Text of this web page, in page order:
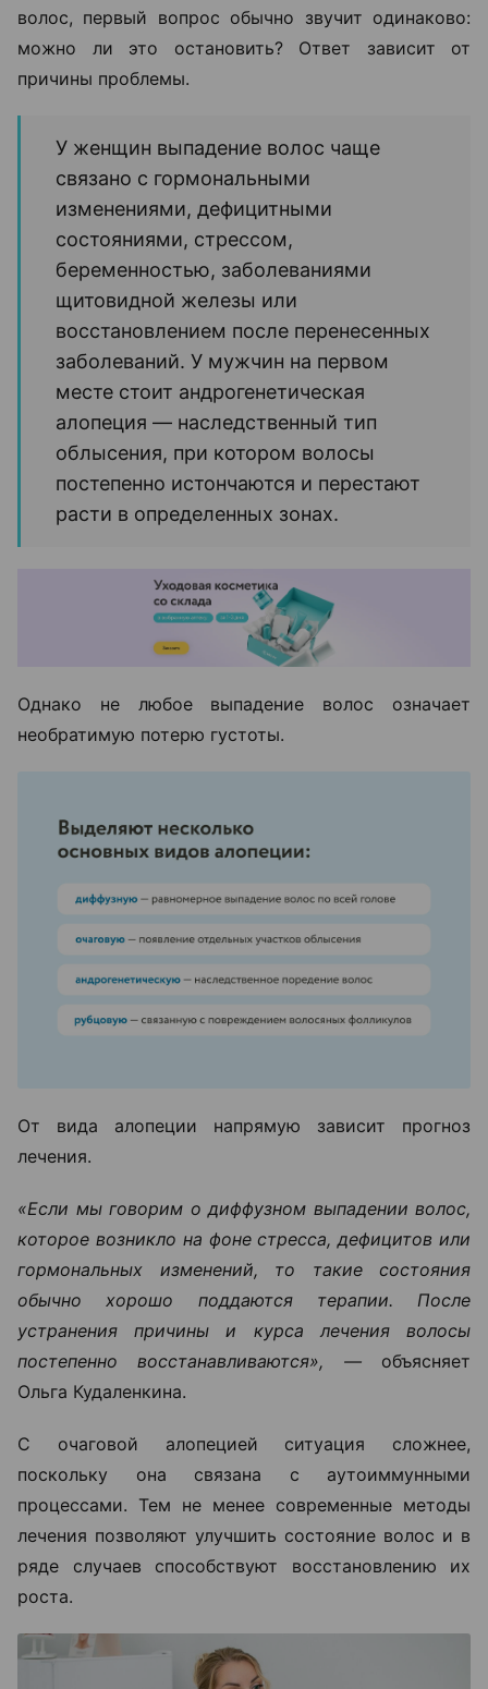
волос, первый вопрос обычно звучит одинаково:
можно ли это остановить? Ответ зависит от
причины проблемы.
У женщин выпадение волос чаще
связано с гормональными
изменениями, дефицитными
состояниями, стрессом,
беременностью, заболеваниями
щитовидной железы или
восстановлением после перенесенных
заболеваний. У мужчин на первом
месте стоит андрогенетическая
алопеция — наследственный тип
облысения, при котором волосы
постепенно истончаются и перестают
расти в определенных зонах.
Однако не любое выпадение волос означает
необратимую потерю густоты.
От вида алопеции напрямую зависит прогноз
лечения.
«Если мы говорим о диффузном выпадении волос,
которое возникло на фоне стресса, дефицитов или
гормональных изменений, то такие состояния
обычно хорошо поддаются терапии. После
устранения причины и курса лечения волосы
постепенно восстанавливаются», —объясняет
Ольга Кудаленкина.
С очаговой алопецией ситуация сложнее,
поскольку она связана с аутоиммунными
процессами. Тем не менее современные методы
лечения позволяют улучшить состояние волос и в
ряде случаев способствуют восстановлению их
роста.